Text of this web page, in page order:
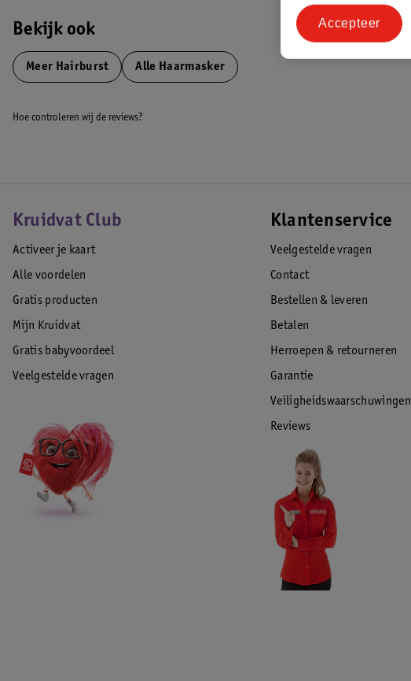
Bekijk ook
Meer Hairburst Alle Haarmasker
Hoe controleren wij de reviews?
Kruidvat Club
Activeer je kaart
Alle voordelen
Gratis producten
Mijn Kruidvat
Gratis babyvoordeel
Veelgestelde vragen
Klantenservice
Veelgestelde vragen
Contact
Bestellen & leveren
Betalen
Herroepen & retourneren
Garantie
Veiligheidswaarschuwingen
Reviews
Accepteer